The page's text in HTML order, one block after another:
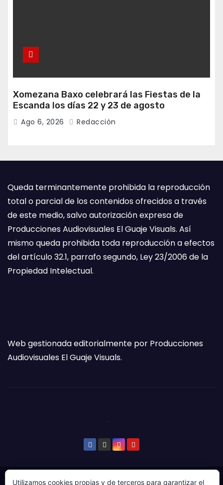
Xomezana Baxo celebrará las Fiestas de la
Escanda los días 22 y 23 de agosto
Ago 6, 2026 Redacción
Queda terminantemente prohibida la reproducción
total o parcial de los contenidos ofrecidos a través
de este medio, salvo autorización expresa de
Producciones Audiovisuales El Guaje Visuals. Así
mismo queda prohibida toda reproducción a efectos
del artículo 32.1, parrafo segundo, Ley 23/2006 de la
Propiedad Intelectual.
Web gestionada editorialmente por Producciones
Audiovisuales El Guaje Visuals.
Utilizamos cookies propias y de terceros para garantizar el